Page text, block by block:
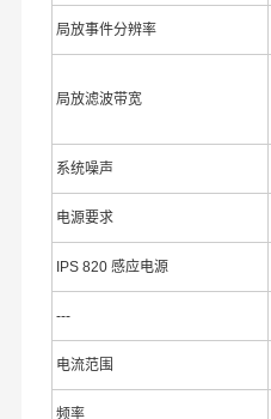
局放事件分辨率
局放滤波带宽
系统噪声
电源要求
IPS 820 感应电源
---
电流范围
频率